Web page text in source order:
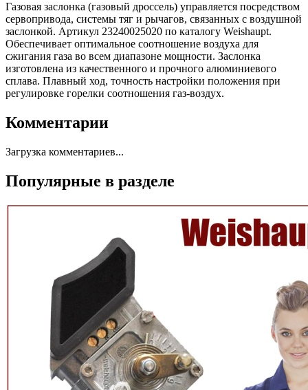
Газовая заслонка (газовый дроссель) управляется посредством
сервопривода, системы тяг и рычагов, связанных с воздушной
заслонкой. Артикул 23240025020 по каталогу Weishaupt.
Обеспечивает оптимальное соотношение воздуха для
сжигания газа во всем диапазоне мощности. Заслонка
изготовлена из качественного и прочного алюминиевого
сплава. Плавный ход, точность настройки положения при
регулировке горелки соотношения газ-воздух.
Комментарии
Загрузка комментариев...
Популярные в разделе